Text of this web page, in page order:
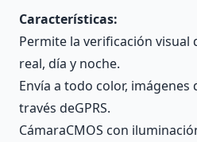
Características:
Permite la verificación visual
real, día y noche.
Envía a todo color, imágenes
través deGPRS.
CámaraCMOS con